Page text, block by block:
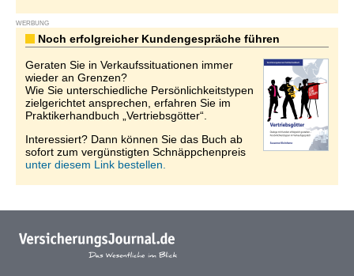
WERBUNG
Noch erfolgreicher Kundengespräche führen
Geraten Sie in Verkaufssituationen immer
wieder an Grenzen?
Wie Sie unterschiedliche Persönlichkeitstypen
zielgerichtet ansprechen, erfahren Sie im
Praktikerhandbuch „Vertriebsgötter“.
Interessiert? Dann können Sie das Buch ab
sofort zum vergünstigten Schnäppchenpreis
unter diesem Link bestellen.